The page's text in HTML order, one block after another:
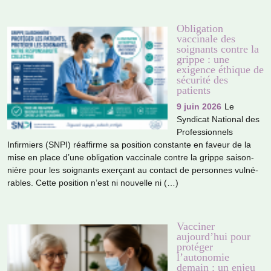
Obligation
vaccinale des
soignants contre la
grippe : une
exigence éthique de
sécurité des
patients
9 juin 2026 Le
Syndicat National des
Professionnels
Infirmiers (SNPI) réaf­firme sa posi­tion cons­tante en faveur de la
mise en place d’une obli­ga­tion vac­ci­nale contre la grippe sai­son­
nière pour les soi­gnants exer­çant au contact de per­son­nes vul­né­
ra­bles. Cette posi­tion n’est ni nou­velle ni (…)
Vacciner
aujourd’hui pour
protéger
l’autonomie
demain : un enjeu